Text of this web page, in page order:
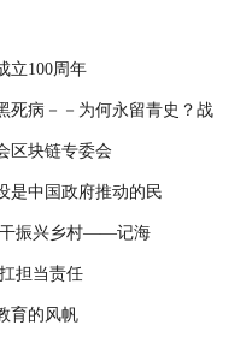
立100周年
死病－－为何永留青史？战
区块链专委会
是中国政府推动的民
干振兴乡村——记海
担当责任
育的风帆